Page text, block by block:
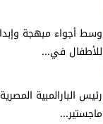
وسط أجواء مبهجة
للأطفال في...
رئيس البارالمبية
ماجستير...